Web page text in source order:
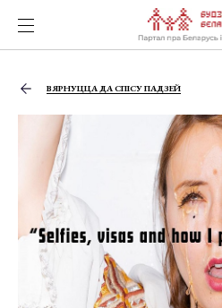
ВЯРНУЦЦА ДА СПІСУ ПАДЗЕЙ